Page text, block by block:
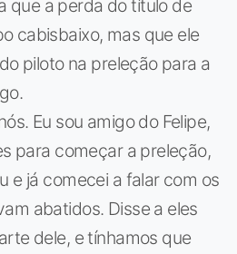
que a perda do título de
cabisbaixo, mas que ele
piloto na preleção para a
Eu sou amigo do Felipe,
para começar a preleção,
e já comecei a falar com os
abatidos. Disse a eles
dele, e tínhamos que